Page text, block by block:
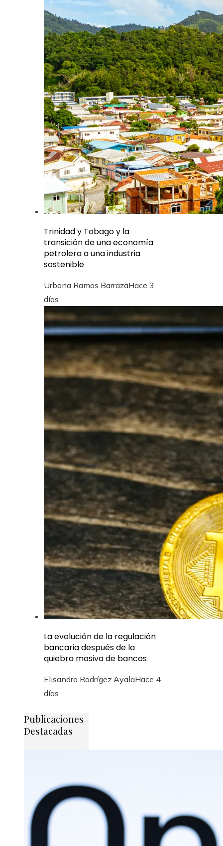
Trinidad y Tobago y la
transición de una economía
petrolera a una industria
sostenible
Urbana Ramos BarrazaHace 3
días
La evolución de la regulación
bancaria después de la
quiebra masiva de bancos
Elisandro Rodrígez AyalaHace 4
días
Publicaciones
Destacadas